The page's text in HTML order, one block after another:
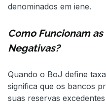
denominados em iene.
Como Funcionam as
Negativas?
Quando o BoJ define
significa que os bancos
suas reservas